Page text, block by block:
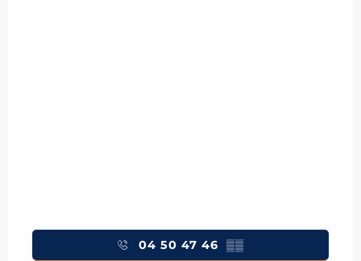
04 50 47 46 ▒▒